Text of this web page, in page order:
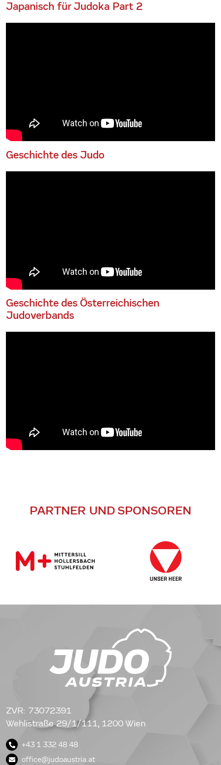
Japanisch für Judoka Part 2
Geschichte des Judo
Geschichte des Österreichischen
Judoverbands
PARTNER UND SPONSOREN
ZVR: 73072391
Wehlistraße 29/1/111, 1200 Wien
+43 1 332 48 48
office@judoaustria.at